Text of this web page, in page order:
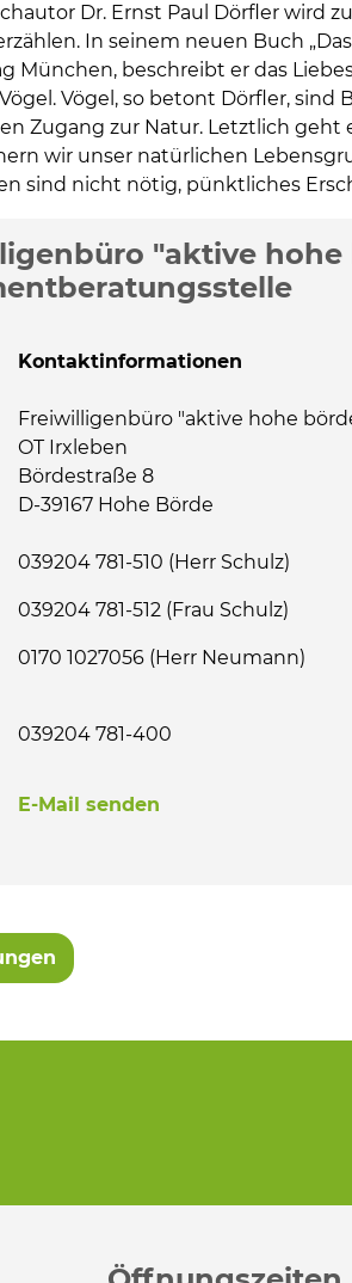
Dr. Ernst Paul Dörfler wird
In seinem neuen Buch
München, beschreibt er das
Vögel, so betont Dörfler,
Zugang zur Natur. Letztlich
wir unser natürlichen
sind nicht nötig, pünktliches
Informationen
"aktive
Kontaktinformationen
Freiwilligenbüro "aktive hohe
OT Irxleben
Bördestraße 8
D-39167 Hohe Börde
039204 781-510 (Herr Schulz)
039204 781-512 (Frau Schulz)
0170 1027056 (Herr Neumann)
039204 781-400
E-Mail senden